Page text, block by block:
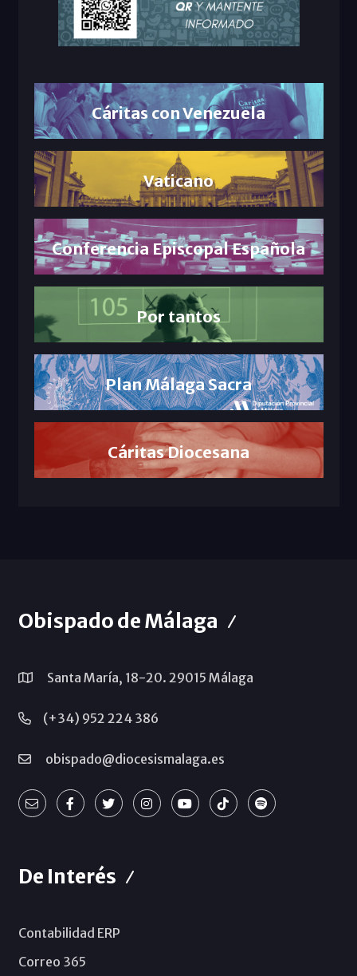
Cáritas con Venezuela
Vaticano
Conferencia Episcopal Española
Por tantos
Plan Málaga Sacra
Cáritas Diocesana
Obispado de Málaga
Santa María, 18-20. 29015 Málaga
(+34) 952 224 386
obispado@diocesismalaga.es
De Interés
Contabilidad ERP
Correo 365